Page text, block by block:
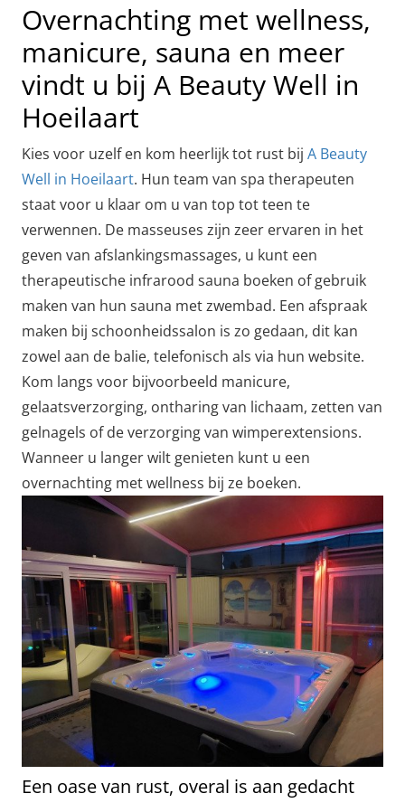
Overnachting met wellness,
manicure, sauna en meer
vindt u bij A Beauty Well in
Hoeilaart
Kies voor uzelf en kom heerlijk tot rust bij A Beauty
Well in Hoeilaart. Hun team van spa therapeuten
staat voor u klaar om u van top tot teen te
verwennen. De masseuses zijn zeer ervaren in het
geven van afslankingsmassages, u kunt een
therapeutische infrarood sauna boeken of gebruik
maken van hun sauna met zwembad. Een afspraak
maken bij schoonheidssalon is zo gedaan, dit kan
zowel aan de balie, telefonisch als via hun website.
Kom langs voor bijvoorbeeld manicure,
gelaatsverzorging, ontharing van lichaam, zetten van
gelnagels of de verzorging van wimperextensions.
Wanneer u langer wilt genieten kunt u een
overnachting met wellness bij ze boeken.
Een oase van rust, overal is aan gedacht